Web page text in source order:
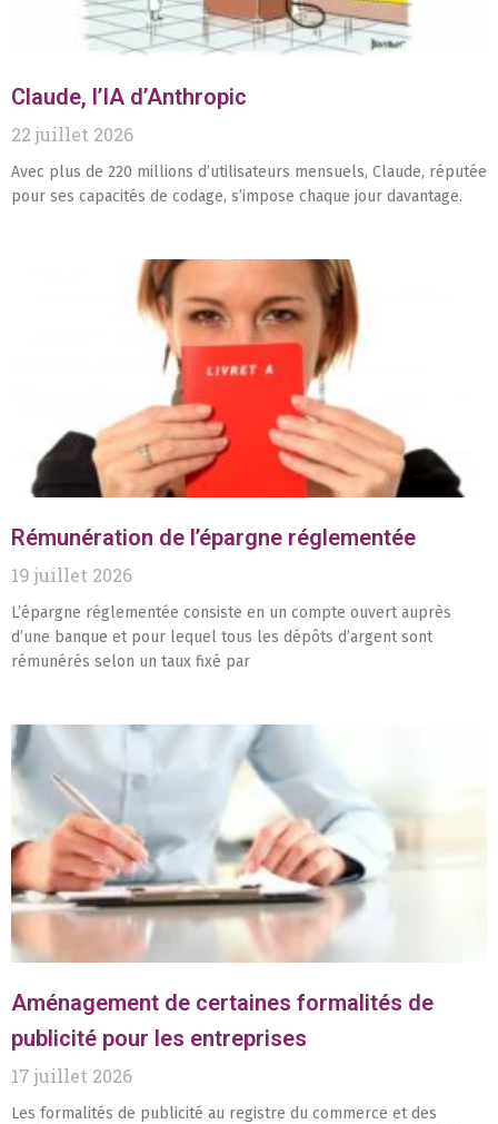
Claude, l’IA d’Anthropic
22 juillet 2026
Avec plus de 220 millions d’utilisateurs mensuels, Claude, réputée
pour ses capacités de codage, s’impose chaque jour davantage.
Rémunération de l’épargne réglementée
19 juillet 2026
L’épargne réglementée consiste en un compte ouvert auprès
d’une banque et pour lequel tous les dépôts d’argent sont
rémunérés selon un taux fixé par
Aménagement de certaines formalités de
publicité pour les entreprises
17 juillet 2026
Les formalités de publicité au registre du commerce et des